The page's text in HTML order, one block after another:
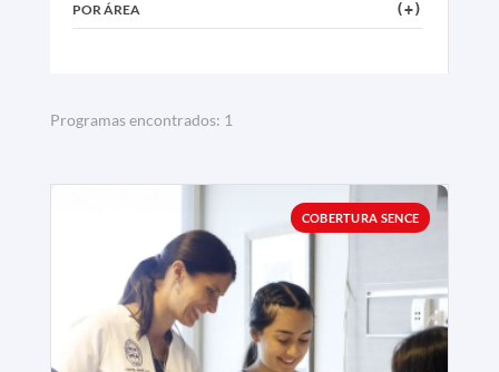
POR ÁREA (+)
Programas encontrados: 1
COBERTURA SENCE